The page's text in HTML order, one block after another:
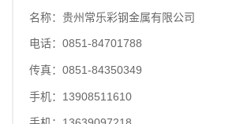
名称：贵州常乐彩钢金属有限公司
电话：0851-84701788
传真：0851-84350349
手机：13908511610